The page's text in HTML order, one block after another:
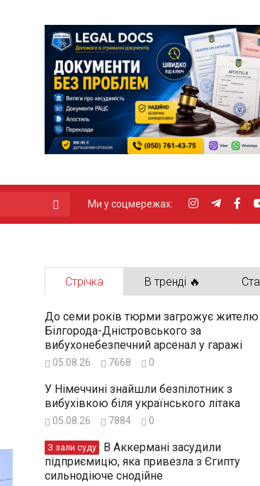
Ми у соцмережах:
Стрічка В тренді 🔥
До семи років тюрми загрожує жителю
Білгорода-Дністровського за
вибухонебезпечний арсенал у гаражі
05.08.26 7668 0
У Німеччині знайшли безпілотник з
вибухівкою біля українського літака
05.08.26 7884 0
З зали суду
підприємицю, яка привезла з Єгипту
сильнодіюче снодійне